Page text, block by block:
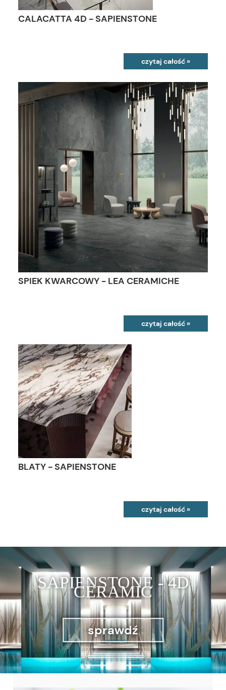
CALACATTA 4D - SAPIENSTONE
czytaj całość »
SPIEK KWARCOWY - LEA CERAMICHE
czytaj całość »
BLATY - SAPIENSTONE
czytaj całość »
SAPIENSTONE - 4D
CERAMIC
sprawdź